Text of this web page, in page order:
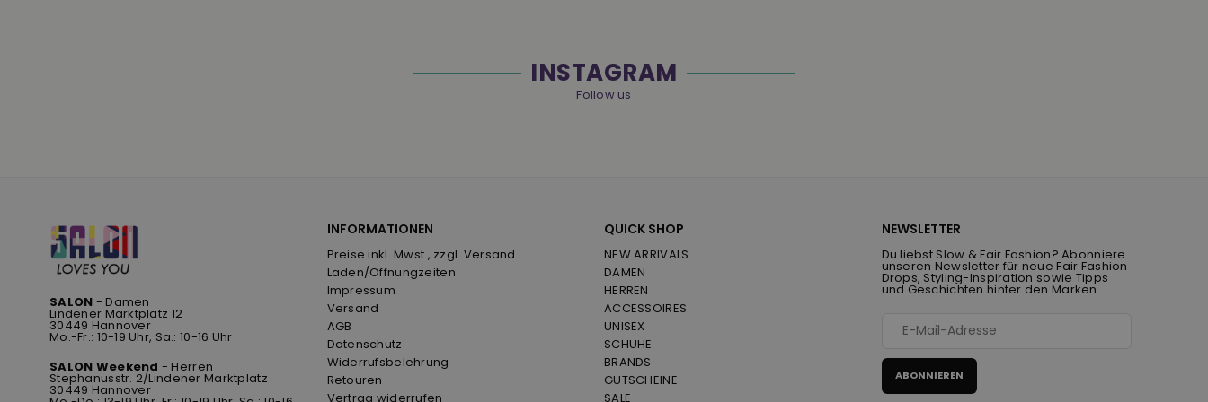
INSTAGRAM
Follow us
SALON - Damen
Lindener Marktplatz 12
30449 Hannover
Mo.-Fr.: 10-19 Uhr, Sa.: 10-16 Uhr
SALON Weekend - Herren
Stephanusstr. 2/Lindener Marktplatz
30449 Hannover
INFORMATIONEN
Preise inkl. Mwst., zzgl. Versand
Laden/Öffnungzeiten
Impressum
Versand
AGB
Datenschutz
Widerrufsbelehrung
Retouren
Vertrag widerrufen
QUICK SHOP
NEW ARRIVALS
DAMEN
HERREN
ACCESSOIRES
UNISEX
SCHUHE
BRANDS
GUTSCHEINE
SALE
NEWSLETTER
Du liebst Slow & Fair Fashion? Abonniere
unseren Newsletter für neue Fair Fashion
Drops, Styling-Inspiration sowie Tipps
und Geschichten hinter den Marken.
ABONNIEREN